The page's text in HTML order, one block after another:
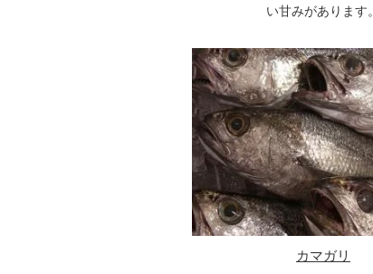
い甘みがあります。
カマガリ